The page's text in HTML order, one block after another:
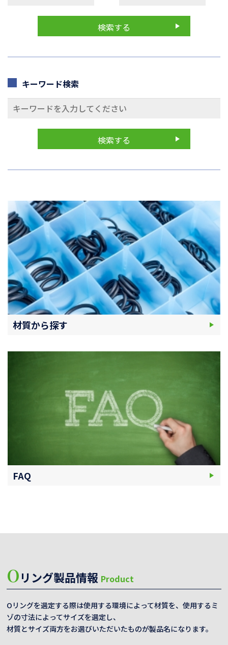
キーワード検索
材質から探す
FAQ
Oリング製品情報 Product
Oリングを選定する際は使用する環境によって材質を、使用するミ
ゾの寸法によってサイズを選定し、
材質とサイズ両方をお選びいただいたものが製品名になります。